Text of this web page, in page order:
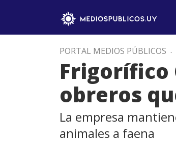
PORTAL MEDIOS PÚBLICOS .
Frigorífico
obreros
La empresa
animales a faena